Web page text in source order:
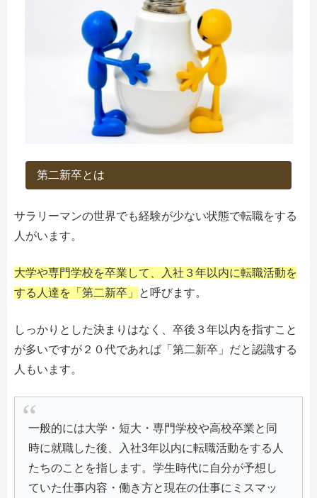
第二新卒とは
サラリーマンの世界でも経験が少ない状態で転職をする
人がいます。
大学や専門学校を卒業して、入社３年以内に転職活動を
する人達を「第二新卒」
と呼びます。
しっかりとした決まりはなく、卒後３年以内を指すこと
が多いですが２０代であれば「第二新卒」だと認識する
人もいます。
一般的には大学・短大・専門学校や高校卒業と同
時に就職した後、入社3年以内に転職活動をする人
たちのことを指します。学生時代に自分が予想し
ていた仕事内容・働き方と現在の仕事にミスマッ